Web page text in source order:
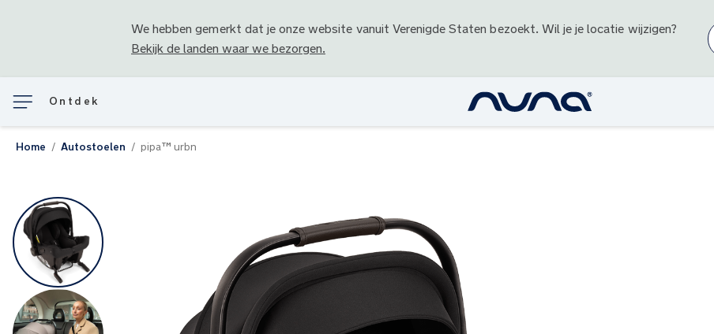
We hebben gemerkt dat je onze website vanuit Verenigde Staten bezoekt. Wil je je locatie wijzigen?
Bekijk de landen waar we bezorgen.
Ontdek
Home Autostoelen pipa™ urbn
naar
het
einde
van
afbeeldingen-
gallerij